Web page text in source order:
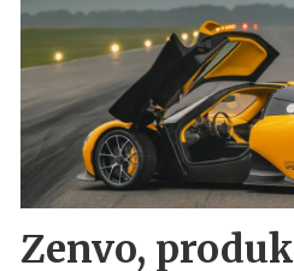
Zenvo,